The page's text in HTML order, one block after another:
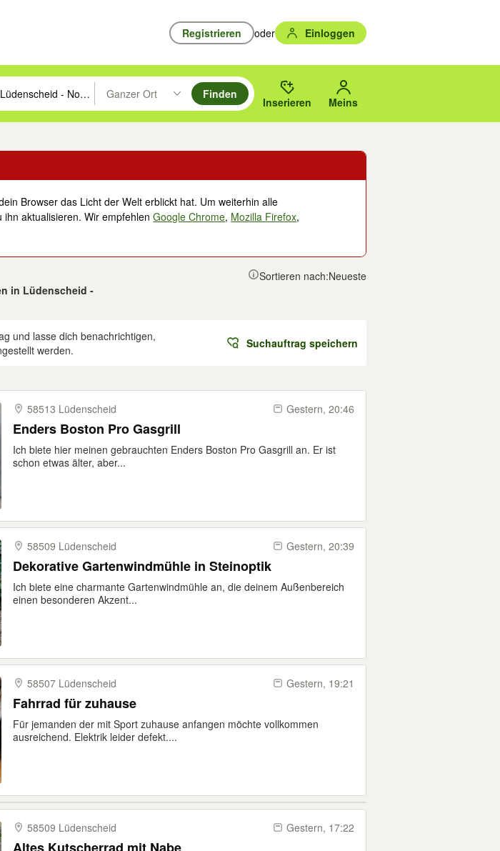
Registrieren oder Einloggen
mit den Pfeiltasten nach oben/unten durchsuchen und mit Eingabetaste auswählen.
oder Ort eingeben. Eingabetaste drücken um zu suchen, oder Vorschläge mit den Pfeiltasten nach oben/
Ganzer Ort
Suche im Umkreis des gewählten Orts oder PLZ.
Finden
Inserieren Meins
Browser das Licht der Welt erblickt hat. Um weiterhin alle
ihn aktualisieren. Wir empfehlenGoogle Chrome, Mozilla Firefox,
in Lüdenscheid -
Sortieren nach:Neueste
und lasse dich benachrichtigen,
werden.
Suchauftrag speichern
58513 Lüdenscheid Gestern, 20:46
Enders Boston Pro Gasgrill
Ich biete hier meinen gebrauchten Enders Boston Pro Gasgrill an. Er ist
schon etwas älter, aber...
58509 Lüdenscheid Gestern, 20:39
Dekorative Gartenwindmühle in Steinoptik
Ich biete eine charmante Gartenwindmühle an, die deinem Außenbereich
einen besonderen Akzent...
58507 Lüdenscheid Gestern, 19:21
Fahrrad für zuhause
Für jemanden der mit Sport zuhause anfangen möchte vollkommen
ausreichend. Elektrik leider defekt....
58509 Lüdenscheid Gestern, 17:22